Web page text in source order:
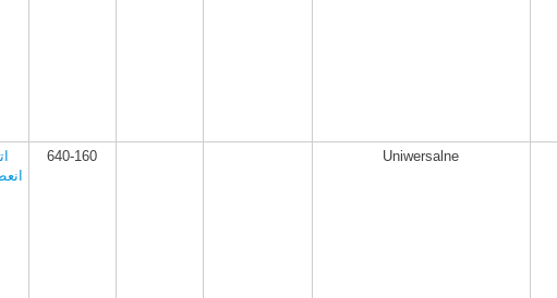
640-160 Uniwersalne